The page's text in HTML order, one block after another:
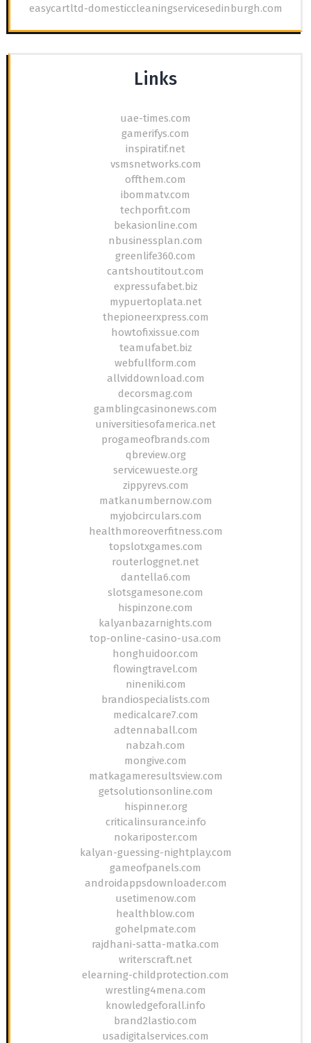
easycartltd-domesticcleaningservicesedinburgh.com
Links
uae-times.com
gamerifys.com
inspiratif.net
vsmsnetworks.com
offthem.com
ibommatv.com
techporfit.com
bekasionline.com
nbusinessplan.com
greenlife360.com
cantshoutitout.com
expressufabet.biz
mypuertoplata.net
thepioneerxpress.com
howtofixissue.com
teamufabet.biz
webfullform.com
allviddownload.com
decorsmag.com
gamblingcasinonews.com
universitiesofamerica.net
progameofbrands.com
qbreview.org
servicewueste.org
zippyrevs.com
matkanumbernow.com
myjobcirculars.com
healthmoreoverfitness.com
topslotxgames.com
routerloggnet.net
dantella6.com
slotsgamesone.com
hispinzone.com
kalyanbazarnights.com
top-online-casino-usa.com
honghuidoor.com
flowingtravel.com
nineniki.com
brandiospecialists.com
medicalcare7.com
adtennaball.com
nabzah.com
mongive.com
matkagameresultsview.com
getsolutionsonline.com
hispinner.org
criticalinsurance.info
nokariposter.com
kalyan-guessing-nightplay.com
gameofpanels.com
androidappsdownloader.com
usetimenow.com
healthblow.com
gohelpmate.com
rajdhani-satta-matka.com
writerscraft.net
elearning-childprotection.com
wrestling4mena.com
knowledgeforall.info
brand2lastio.com
usadigitalservices.com